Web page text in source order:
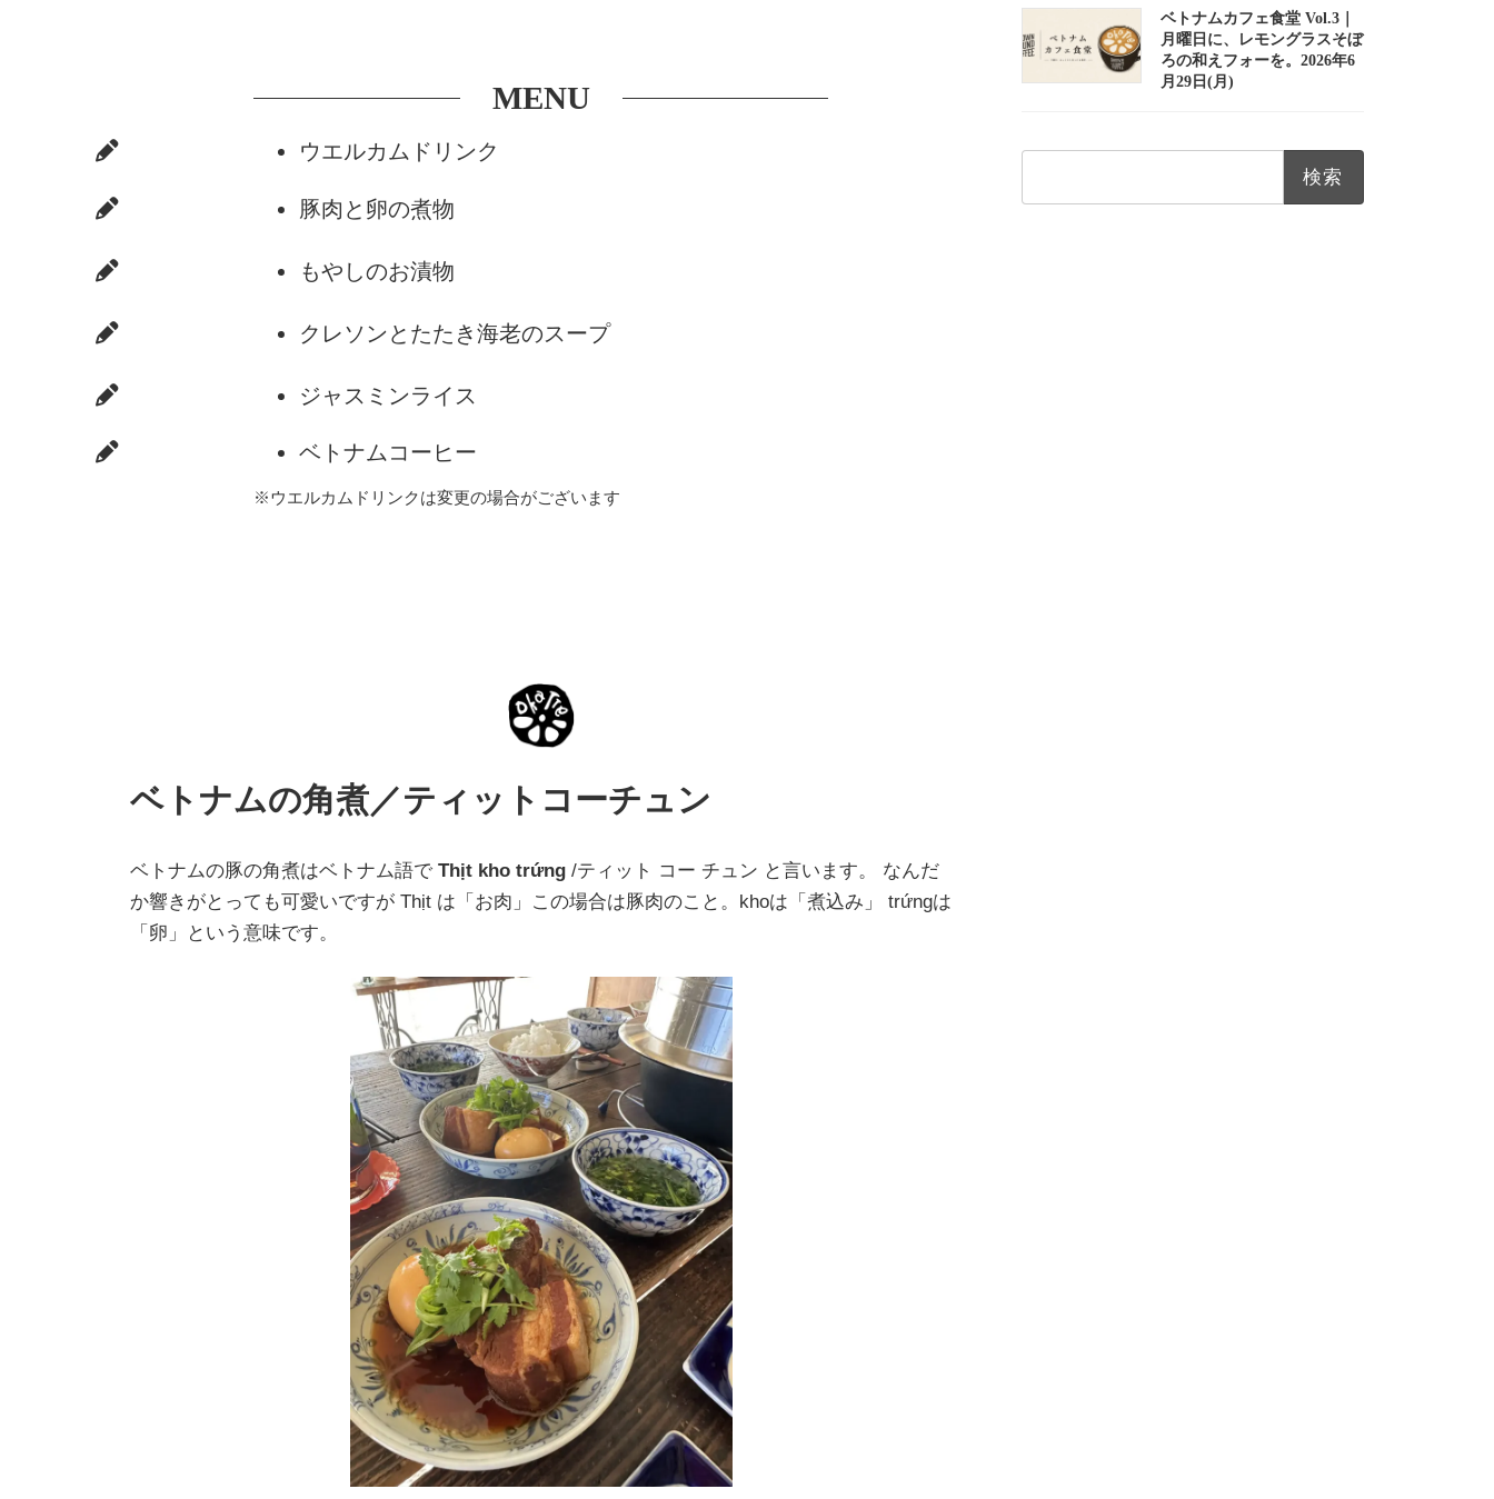
MENU
ウエルカムドリンク
豚肉と卵の煮物
もやしのお漬物
クレソンとたたき海老のスープ
ジャスミンライス
ベトナムコーヒー
※ウエルカムドリンクは変更の場合がございます
ベトナムの角煮／ティットコーチュン
ベトナムの豚の角煮はベトナム語で Thịt kho trứng /ティット コー チュン と言います。 なんだ
か響きがとっても可愛いですが Thịt は「お肉」この場合は豚肉のこと。khoは「煮込み」 trứngは
「卵」という意味です。
ベトナムカフェ食堂 Vol.3｜
月曜日に、レモングラスそぼ
ろの和えフォーを。2026年6
月29日(月)